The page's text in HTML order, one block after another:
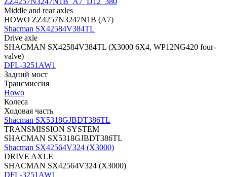
Middle and rear axles
HOWO ZZ4257N3247N1B (A7)
Shacman SX42584V384TL
Drive axle
SHACMAN SX42584V384TL (X3000 6X4, WP12NG420 four-
valve)
DFL-3251AW1
Задний мост
Трансмиссия
Howo
Колеса
Ходовая часть
Shacman SX5318GJBDT386TL
TRANSMISSION SYSTEM
SHACMAN SX5318GJBDT386TL
Shacman SX42564V324 (X3000)
DRIVE AXLE
SHACMAN SX42564V324 (X3000)
DFL-3251AW1